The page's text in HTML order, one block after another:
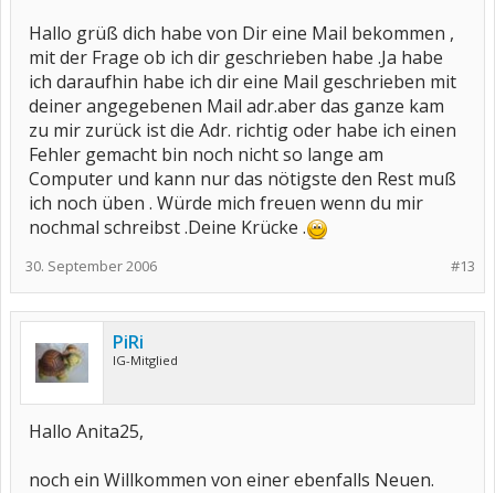
Hallo grüß dich habe von Dir eine Mail bekommen ,
mit der Frage ob ich dir geschrieben habe .Ja habe
ich daraufhin habe ich dir eine Mail geschrieben mit
deiner angegebenen Mail adr.aber das ganze kam
zu mir zurück ist die Adr. richtig oder habe ich einen
Fehler gemacht bin noch nicht so lange am
Computer und kann nur das nötigste den Rest muß
ich noch üben . Würde mich freuen wenn du mir
nochmal schreibst .Deine Krücke .
#13
30. September 2006
PiRi
IG-Mitglied
Hallo Anita25,
noch ein Willkommen von einer ebenfalls Neuen.